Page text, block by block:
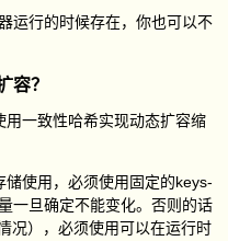
运行的时候存在，你也可以不
容？
一致性哈希实现动态扩容缩
使用，必须使用固定的keys-
一旦确定不能变化。否则的话
况），必须使用可以在运行时